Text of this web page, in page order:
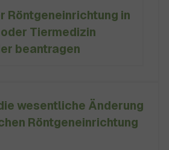
die Kommunikation
eine Genehmigung bei der
für Strahlenschutz
Behörde prüft den
Röntgeneinrichtung in
Tiermedizin
beantragen
wesentliche Änderung
Röntgeneinrichtung